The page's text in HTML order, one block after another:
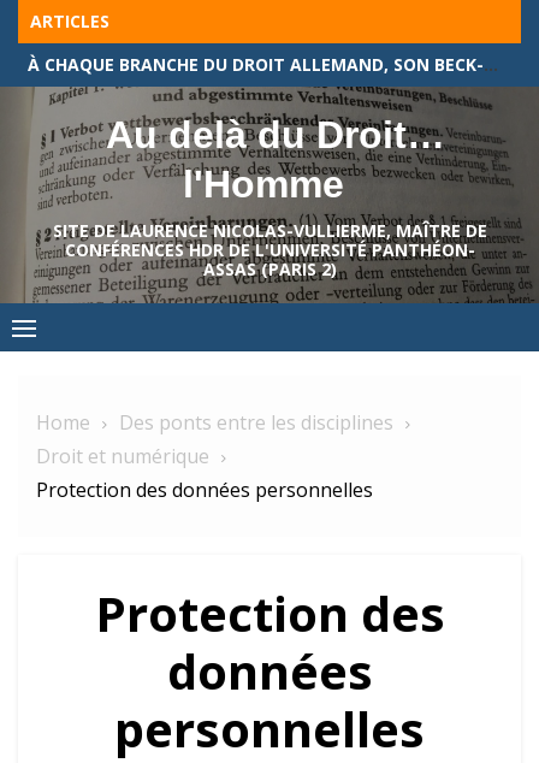
Skip
content
ARTICLES
À CHAQUE BRANCHE DU DROIT ALLEMAND, SON BECK-TEXTE !
Au delà du Droit…
l'Homme
SITE DE LAURENCE NICOLAS-VULLIERME, MAÎTRE DE
CONFÉRENCES HDR DE L'UNIVERSITÉ PANTHÉON-
ASSAS (PARIS 2)
Home
Des ponts entre les disciplines
Droit et numérique
Protection des données personnelles
Protection des
données
personnelles